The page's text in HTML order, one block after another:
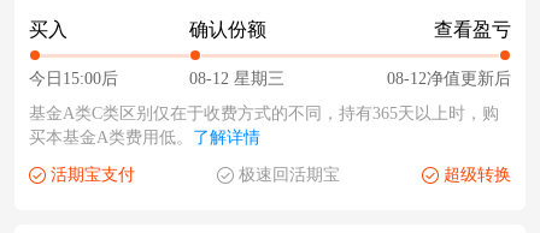
买入
今日15:00后
确认份额
08-12 星期三
查看盈亏
08-12净值更新后
基金A类C类区别仅在于收费方式的不同，持有365天以上时，购
买本基金A类费用低。 了解详情
活期宝支付 极速回活期宝 超级转换